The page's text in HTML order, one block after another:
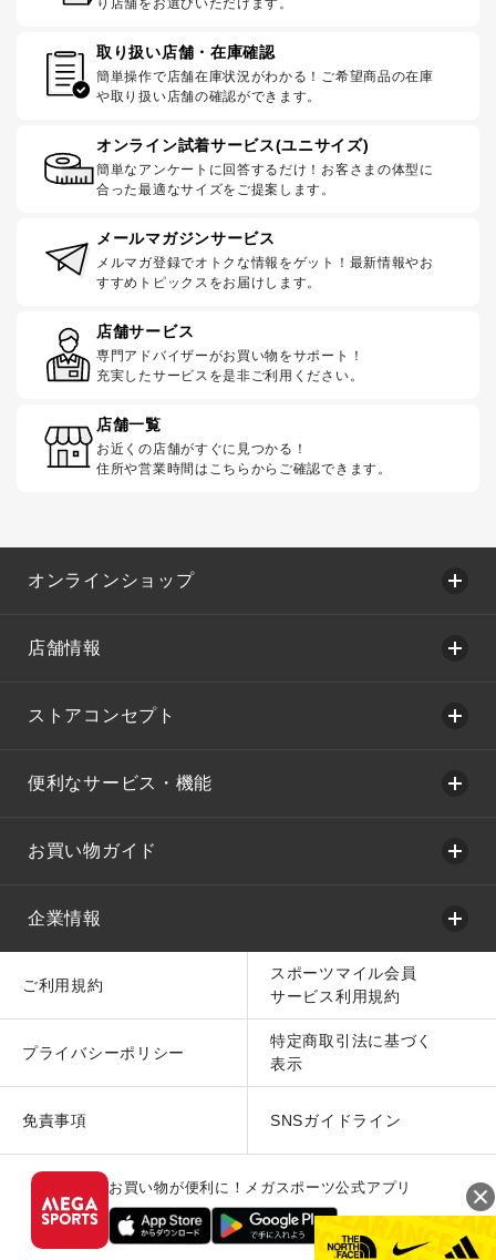
り店舗をお選びいただけます。
取り扱い店舗・在庫確認
簡単操作で店舗在庫状況がわかる！ご希望商品の在庫
や取り扱い店舗の確認ができます。
オンライン試着サービス(ユニサイズ)
簡単なアンケートに回答するだけ！お客さまの体型に
合った最適なサイズをご提案します。
メールマガジンサービス
メルマガ登録でオトクな情報をゲット！最新情報やお
すすめトピックスをお届けします。
店舗サービス
専門アドバイザーがお買い物をサポート！
充実したサービスを是非ご利用ください。
店舗一覧
お近くの店舗がすぐに見つかる！
住所や営業時間はこちらからご確認できます。
オンラインショップ
店舗情報
ストアコンセプト
便利なサービス・機能
お買い物ガイド
企業情報
ご利用規約
スポーツマイル会員
サービス利用規約
プライバシーポリシー
特定商取引法に基づく
表示
免責事項 SNSガイドライン
お買い物が便利に！メガスポーツ公式アプリ